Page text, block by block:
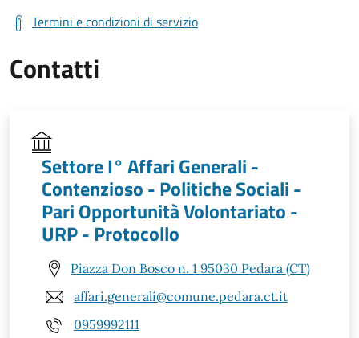
Termini e condizioni di servizio
Contatti
Settore I° Affari Generali -
Contenzioso - Politiche Sociali -
Pari Opportunità Volontariato -
URP - Protocollo
Piazza Don Bosco n. 1 95030 Pedara (CT)
affari.generali@comune.pedara.ct.it
0959992111